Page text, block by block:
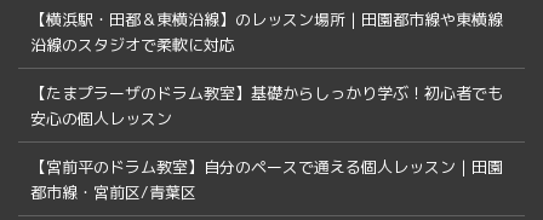
【横浜駅・田都＆東横沿線】のレッスン場所｜田園都市線や東横線
沿線のスタジオで柔軟に対応
【たまプラーザのドラム教室】基礎からしっかり学ぶ！初心者でも
安心の個人レッスン
【宮前平のドラム教室】自分のペースで通える個人レッスン｜田園
都市線・宮前区/青葉区